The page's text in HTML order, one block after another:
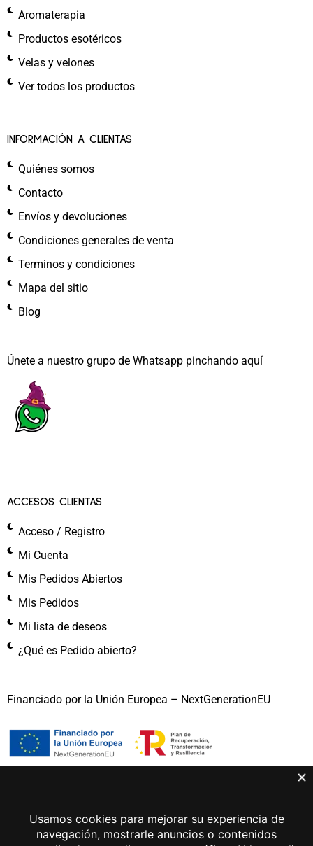
Aromaterapia
Productos esotéricos
Velas y velones
Ver todos los productos
INFORMACIÓN A CLIENTAS
Quiénes somos
Contacto
Envíos y devoluciones
Condiciones generales de venta
Terminos y condiciones
Mapa del sitio
Blog
Únete a nuestro grupo de Whatsapp pinchando aquí​
ACCESOS CLIENTAS
Acceso / Registro
Mi Cuenta
Mis Pedidos Abiertos
Mis Pedidos
Mi lista de deseos
¿Qué es Pedido abierto?
Financiado por la Unión Europea – NextGenerationEU
Aviso legal